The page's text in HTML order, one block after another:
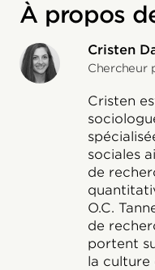
À propos
Cristen
Chercheur
Cristen
sociales
de
O.C.
de
portent
la culture